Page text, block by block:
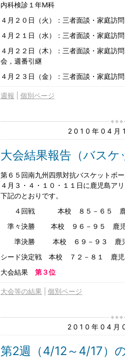
内科検診１年M科
４月２０日（火）：三者面談・家庭訪
４月２１日（水）：三者面談・家庭訪
４月２２日（木）：三者面談・家庭訪
会，週番引継
４月２３日（金）：三者面談・家庭訪
週報 個別ページ
2010年04月
大会結果報告（バス
第６５回南九州四県対抗バスケットボ
４月３・４・１０・１１日に鹿児島ア
下記のとおりです。
４回戦 本校 ８５－６５ 鹿
準々決勝 本校 ９６－９５ 鹿児
準決勝 本校 ６９－９３ 鹿児
シード決定戦 本校 ７２－８１ 鹿
大会結果
第３位
大会等の結果 個別ページ
2010年04月
第2週（4/12～4/17）